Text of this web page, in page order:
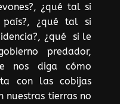
¿qué tal si
¿qué tal si
¿qué si le
predador,
nos diga cómo
con las cobijas
nuestras tierras no